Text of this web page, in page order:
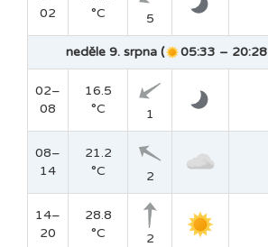
02
°C
5
neděle 9. srpna ( 05:33 – 20:28
02–
08
16.5
°C
1
08–
14
21.2
°C
2
14–
20
28.8
°C
2